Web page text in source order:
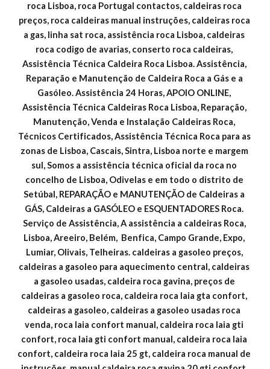
roca Lisboa, roca Portugal contactos, caldeiras roca
preços, roca caldeiras manual instruções, caldeiras roca
a gas, linha sat roca, assistência roca Lisboa, caldeiras
roca codigo de avarias, conserto roca caldeiras,
Assistência Técnica Caldeira Roca Lisboa. Assistência,
Reparação e Manutenção de Caldeira Roca a Gás e a
Gasóleo. Assistência 24 Horas, APOIO ONLINE,
Assistência Técnica Caldeiras Roca Lisboa, Reparação,
Manutenção, Venda e Instalação Caldeiras Roca,
Técnicos Certificados, Assistência Técnica Roca para as
zonas de Lisboa, Cascais, Sintra, Lisboa norte e margem
sul, Somos a assistência técnica oficial da roca no
concelho de Lisboa, Odivelas e em todo o distrito de
Setúbal, REPARAÇÃO e MANUTENÇÃO de Caldeiras a
GÁS, Caldeiras a GASÓLEO e ESQUENTADORES Roca.
Serviço de Assistência, A assistência a caldeiras Roca,
Lisboa, Areeiro, Belém,  Benfica, Campo Grande, Expo,
Lumiar, Olivais, Telheiras. caldeiras a gasoleo preços,
caldeiras a gasoleo para aquecimento central, caldeiras
a gasoleo usadas, caldeira roca gavina, preços de
caldeiras a gasoleo roca, caldeira roca laia gta confort,
caldeiras a gasoleo, caldeiras a gasoleo usadas roca
venda, roca laia confort manual, caldeira roca laia gti
confort, roca laia gti confort manual, caldeira roca laia
confort, caldeira roca laia 25 gt, caldeira roca manual de